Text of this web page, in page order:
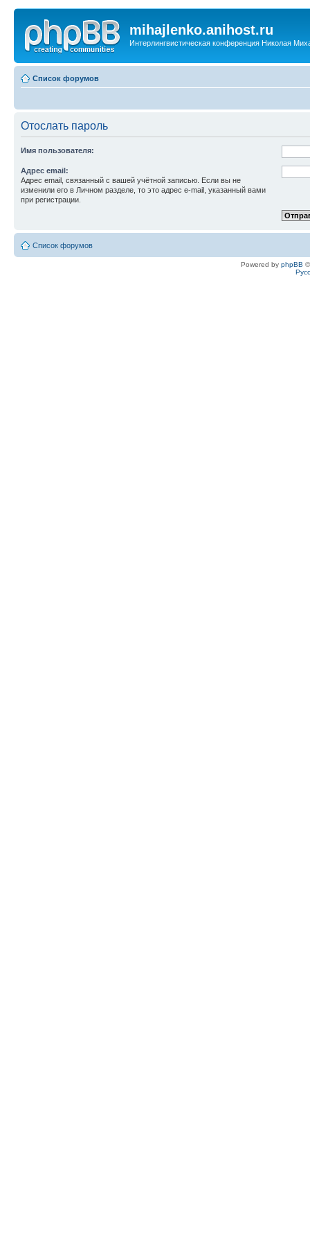
mihajlenko.anihost.ru
Интерлингвистическая конференция Николая
Список форумов
Отослать пароль
Имя пользователя:
Адрес email:
Адрес email, связанный с вашей учётной записью. Если вы не
изменили его в Личном разделе, то это адрес e-mail, указанный вами
при регистрации.
Список форумов
Powered by phpBB